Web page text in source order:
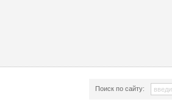
Поиск по сайту: